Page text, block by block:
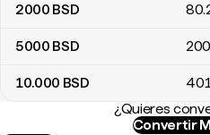
2000 BSD
5000 BSD
10.000 BSD
¿Quieres
Convertir